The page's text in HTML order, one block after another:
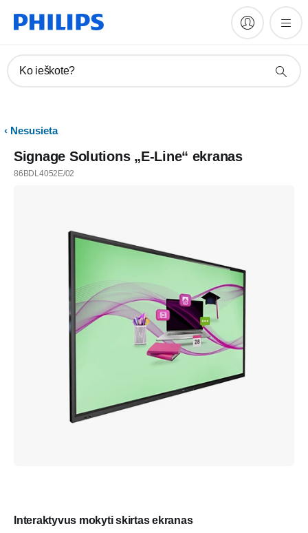
Ko ieškote?
Nesusieta
Signage Solutions „E-Line“ ekranas
86BDL4052E/02
Interaktyvus mokyti skirtas ekranas